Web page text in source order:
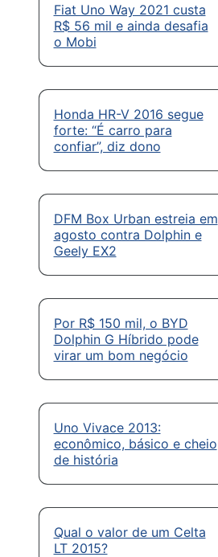
Fiat Uno Way 2021 custa
R$ 56 mil e ainda desafia
o Mobi
Honda HR-V 2016 segue
forte: “É carro para
confiar”, diz dono
DFM Box Urban estreia em
agosto contra Dolphin e
Geely EX2
Por R$ 150 mil, o BYD
Dolphin G Híbrido pode
virar um bom negócio
Uno Vivace 2013:
econômico, básico e cheio
de história
Qual o valor de um Celta
LT 2015?